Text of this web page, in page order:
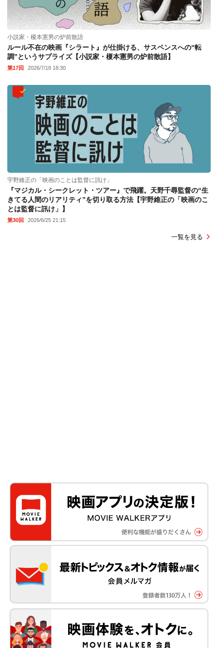
小説家・榎本憲男の炉前散語
ルール不在の映画『シラート』が仕掛ける、サスペンスへの“転
調”というサプライズ【小説家・榎本憲男の炉前散語】
第17回 2026/7/18 18:30
宇野維正の「映画のことは監督に訊け」
『マジカル・シークレット・ツアー』で飛躍。天野千尋監督の“生
きてる人間のリアリティ”を切り取る方法【宇野維正の「映画のこ
とは監督に訊け」】
第30回 2026/6/25 21:15
一覧を見る